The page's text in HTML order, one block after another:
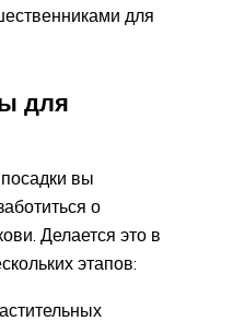
для
для
вы
о
Делается это в
этапов: